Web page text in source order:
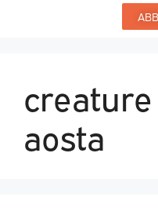
aosta